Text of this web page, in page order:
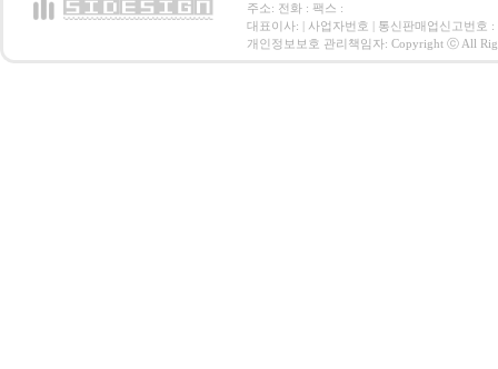
주소: 전화 : 팩스 :
대표이사: | 사업자번호 | 통신판매업신고번호 :
개인정보보호 관리책임자: Copyright ⓒ All